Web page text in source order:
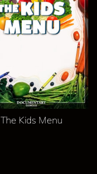
The Kids Menu